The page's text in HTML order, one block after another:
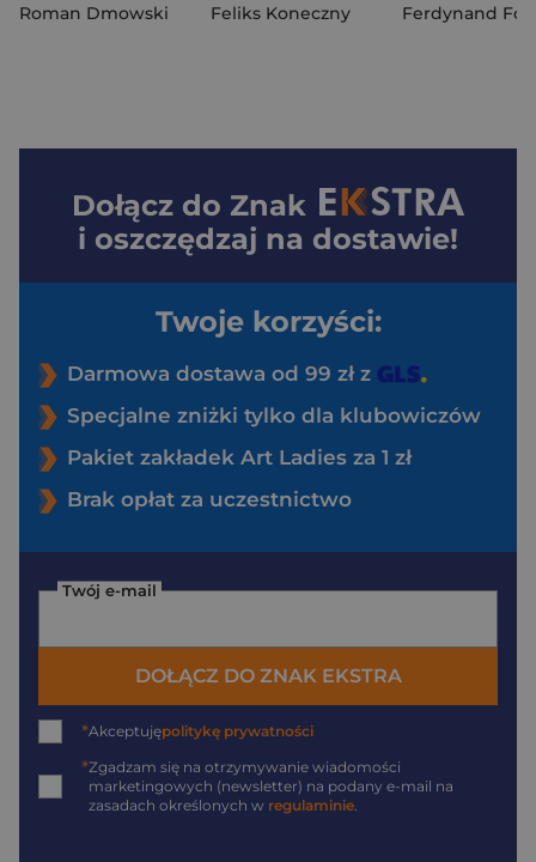
Roman Dmowski
Feliks Koneczny
Ferdynand
Dołącz do Znak
i oszczędzaj na dostawie!
Twoje korzyści:
Darmowa dostawa od 99 zł z
Specjalne zniżki tylko dla klubowiczów
Pakiet zakładek Art Ladies za 1 zł
Brak opłat za uczestnictwo
Twój e-mail
DOŁĄCZ DO ZNAK EKSTRA
*Akceptujępolitykę prywatności
*Zgadzam się na otrzymywanie wiadomości
marketingowych (newsletter) na podany e-mail na
zasadach określonych w regulaminie